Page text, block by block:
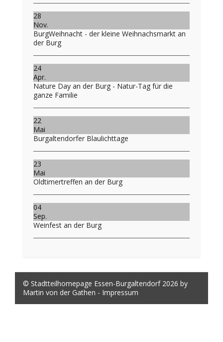
28
Nov.
BurgWeihnacht - der kleine Weihnachsmarkt an
der Burg
24
Apr.
Nature Day an der Burg - Natur-Tag für die
ganze Familie
22
Mai
Burgaltendorfer Blaulichttage
23
Mai
Oldtimertreffen an der Burg
04
Sep.
Weinfest an der Burg
© Stadtteilhomepage Essen-Burgaltendorf 2026 by
Martin von der Gathen - Impressum